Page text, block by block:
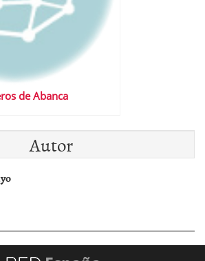
de Abanca
Autor